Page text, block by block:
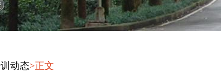
动态>正文